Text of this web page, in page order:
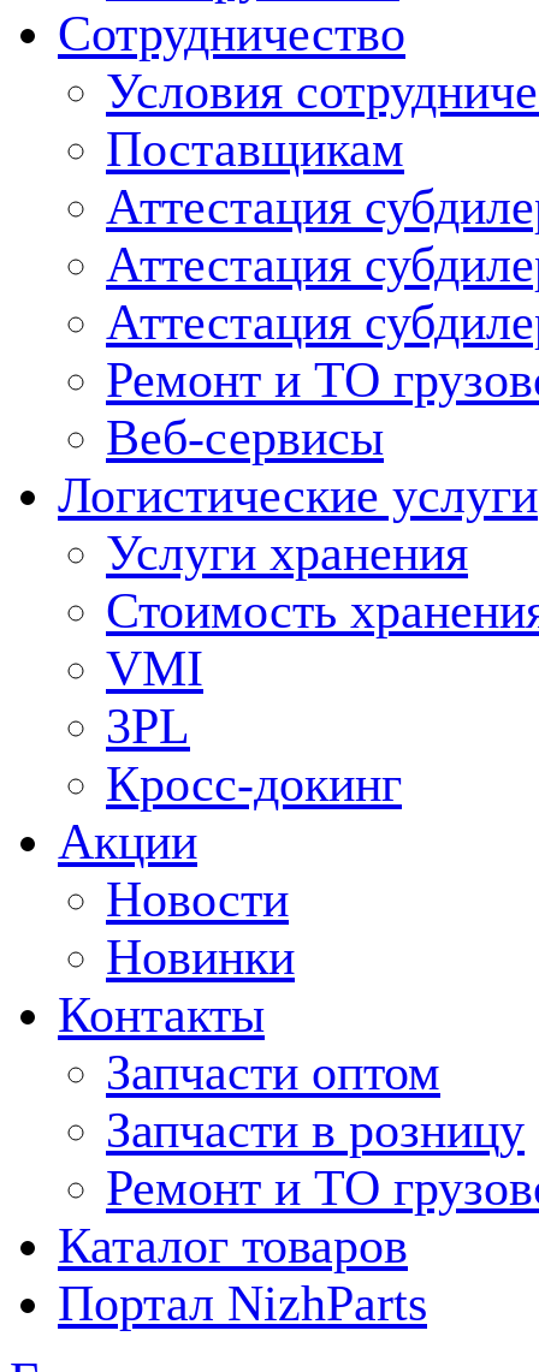
Сотрудничество
Условия
Поставщикам
Аттестация
Аттестация
Аттестация
Ремонт и ТО
Веб-сервисы
Логистические услуги
Услуги хранения
Стоимость
VMI
3PL
Кросс-докинг
Акции
Новости
Новинки
Контакты
Запчасти оптом
Запчасти в розницу
Ремонт и ТО
Каталог товаров
Портал NizhParts